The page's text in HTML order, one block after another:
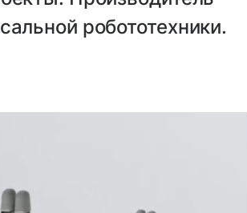
робототехники.